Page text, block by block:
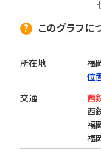
このグラフに
所在地
福
位
交通
西
西
福
福